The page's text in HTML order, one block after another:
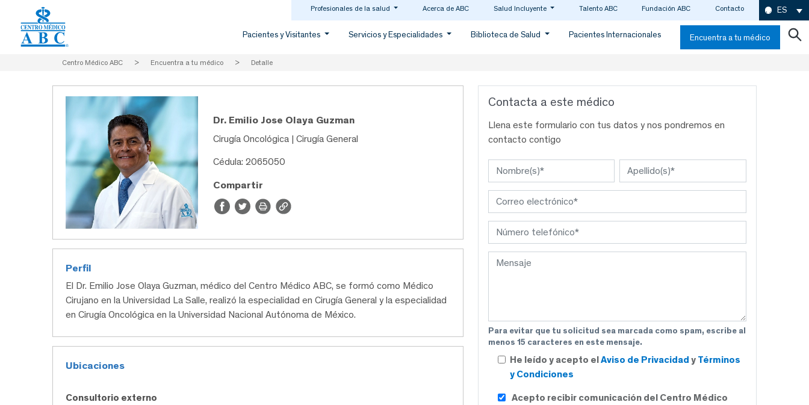
Profesionales de la salud Acerca de ABC Salud Incluyente Talento ABC Fundación ABC Contacto ES
Pacientes y Visitantes Servicios y Especialidades Biblioteca de Salud Pacientes Internacionales Encuentra a tu médico
Centro Médico ABC > Encuentra a tu médico > Detalle
Dr. Emilio Jose Olaya Guzman
Cirugía Oncológica | Cirugía General
Cédula: 2065050
Compartir
Perfil
El Dr. Emilio Jose Olaya Guzman, médico del Centro Médico ABC, se formó como Médico
Cirujano en la Universidad La Salle, realizó la especialidad en Cirugía General y la especialidad
en Cirugía Oncológica en la Universidad Nacional Autónoma de México.
Ubicaciones
Consultorio externo
Contacta a este médico
Llena este formulario con tus datos y nos pondremos en
contacto contigo
Para evitar que tu solicitud sea marcada como spam, escribe al
menos 15 caracteres en este mensaje.
He leído y acepto elAviso de Privacidad y Términos
y Condiciones
Acepto recibir comunicación del Centro Médico